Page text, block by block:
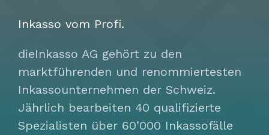
Inkasso vom Profi.
dieInkasso AG gehört zu den
marktführenden und renommiertesten
Inkassounternehmen der Schweiz.
Jährlich bearbeiten 40 qualifizierte
Spezialisten über 60’000 Inkassofälle